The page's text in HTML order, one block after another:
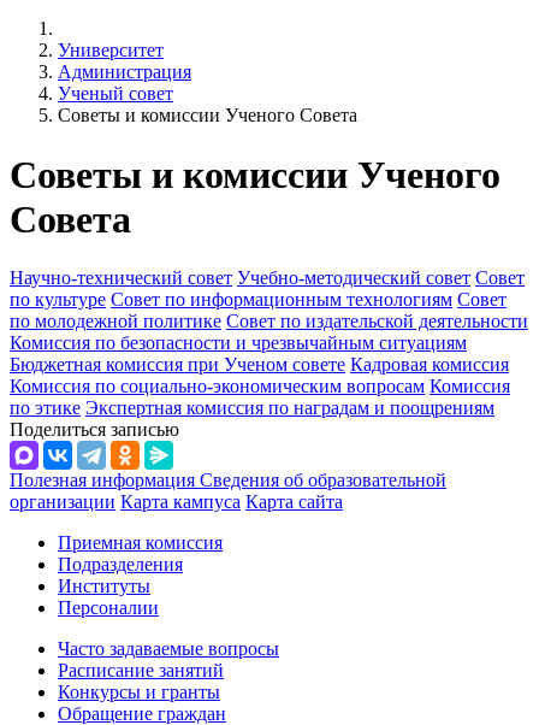
Университет
Администрация
Ученый совет
Советы и комиссии Ученого Совета
Советы и комиссии Ученого
Совета
Научно-технический совет Учебно-методический совет Совет
по культуре Совет по информационным технологиям Совет
по молодежной политике Совет по издательской деятельности
Комиссия по безопасности и чрезвычайным ситуациям
Бюджетная комиссия при Ученом совете Кадровая комиссия
Комиссия по социально-экономическим вопросам Комиссия
по этике Экспертная комиссия по наградам и поощрениям
Поделиться записью
Полезная информация Сведения об образовательной
организации Карта кампуса Карта сайта
Приемная комиссия
Подразделения
Институты
Персоналии
Часто задаваемые вопросы
Расписание занятий
Конкурсы и гранты
Обращение граждан